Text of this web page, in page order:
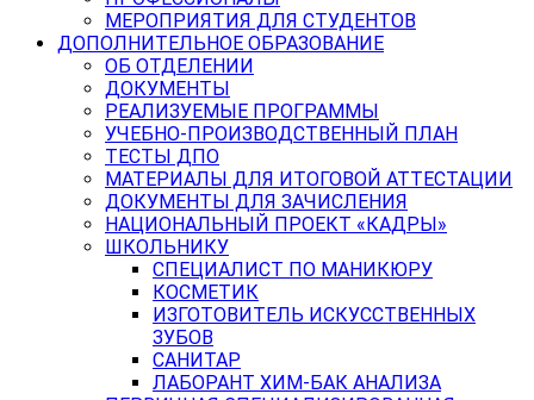
МЕРОПРИЯТИЯ ДЛЯ СТУДЕНТОВ
ДОПОЛНИТЕЛЬНОЕ ОБРАЗОВАНИЕ
ОБ ОТДЕЛЕНИИ
ДОКУМЕНТЫ
РЕАЛИЗУЕМЫЕ ПРОГРАММЫ
УЧЕБНО-ПРОИЗВОДСТВЕННЫЙ ПЛАН
ТЕСТЫ ДПО
МАТЕРИАЛЫ ДЛЯ ИТОГОВОЙ АТТЕСТАЦИИ
ДОКУМЕНТЫ ДЛЯ ЗАЧИСЛЕНИЯ
НАЦИОНАЛЬНЫЙ ПРОЕКТ «КАДРЫ»
ШКОЛЬНИКУ
СПЕЦИАЛИСТ ПО МАНИКЮРУ
КОСМЕТИК
ИЗГОТОВИТЕЛЬ ИСКУССТВЕННЫХ
ЗУБОВ
САНИТАР
ЛАБОРАНТ ХИМ-БАК АНАЛИЗА